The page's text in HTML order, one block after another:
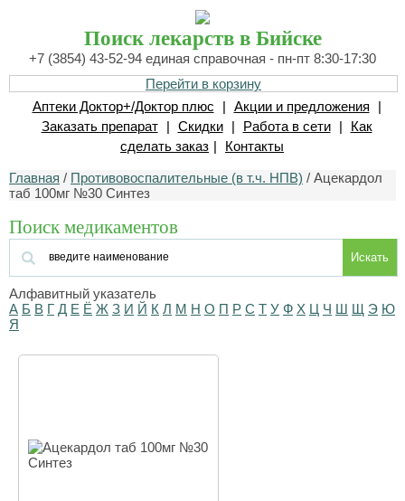
Поиск лекарств в Бийске
+7 (3854) 43-52-94 единая справочная - пн-пт 8:30-17:30
Перейти в корзину
Аптеки Доктор+/Доктор плюс
| Акции и предложения
|
Заказать препарат
| Скидки | Работа в сети |
Как
сделать заказ | Контакты
Главная / Противовоспалительные (в т.ч. НПВ) / Ацекардол
таб 100мг №30 Синтез
Поиск медикаментов
Искать
Алфавитный указатель
А Б В Г Д Е Ё Ж З И Й К Л М Н О П Р С Т У Ф Х Ц Ч Ш Щ Э Ю
Я